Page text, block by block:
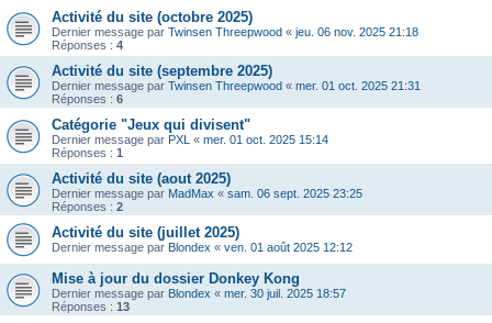
Activité du site (octobre 2025)
Dernier message par Twinsen Threepwood « jeu. 06 nov. 2025 21:18
Réponses : 4
Activité du site (septembre 2025)
Dernier message par Twinsen Threepwood « mer. 01 oct. 2025 21:31
Réponses : 6
Catégorie "Jeux qui divisent"
Dernier message par PXL « mer. 01 oct. 2025 15:14
Réponses : 1
Activité du site (aout 2025)
Dernier message par MadMax « sam. 06 sept. 2025 23:25
Réponses : 2
Activité du site (juillet 2025)
Dernier message par Blondex « ven. 01 août 2025 12:12
Mise à jour du dossier Donkey Kong
Dernier message par Blondex « mer. 30 juil. 2025 18:57
Réponses : 13